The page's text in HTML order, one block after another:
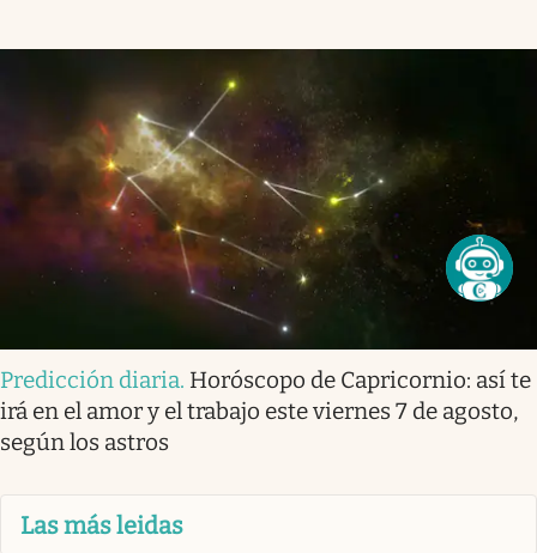
Predicción diaria. Horóscopo de Capricornio: así te
irá en el amor y el trabajo este viernes 7 de agosto,
según los astros
Las más leidas